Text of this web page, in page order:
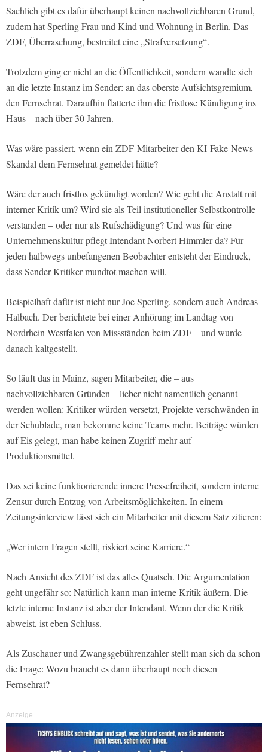
Sachlich gibt es dafür überhaupt keinen nachvollziehbaren Grund,
zudem hat Sperling Frau und Kind und Wohnung in Berlin. Das
ZDF, Überraschung, bestreitet eine „Strafversetzung“.
Trotzdem ging er nicht an die Öffentlichkeit, sondern wandte sich
an die letzte Instanz im Sender: an das oberste Aufsichtsgremium,
den Fernsehrat. Daraufhin flatterte ihm die fristlose Kündigung ins
Haus – nach über 30 Jahren.
Was wäre passiert, wenn ein ZDF-Mitarbeiter den KI-Fake-News-
Skandal dem Fernsehrat gemeldet hätte?
Wäre der auch fristlos gekündigt worden? Wie geht die Anstalt mit
interner Kritik um? Wird sie als Teil institutioneller Selbstkontrolle
verstanden – oder nur als Rufschädigung? Und was für eine
Unternehmenskultur pflegt Intendant Norbert Himmler da? Für
jeden halbwegs unbefangenen Beobachter entsteht der Eindruck,
dass Sender Kritiker mundtot machen will.
Beispielhaft dafür ist nicht nur Joe Sperling, sondern auch Andreas
Halbach. Der berichtete bei einer Anhörung im Landtag von
Nordrhein-Westfalen von Missständen beim ZDF – und wurde
danach kaltgestellt.
So läuft das in Mainz, sagen Mitarbeiter, die – aus
nachvollziehbaren Gründen – lieber nicht namentlich genannt
werden wollen: Kritiker würden versetzt, Projekte verschwänden in
der Schublade, man bekomme keine Teams mehr. Beiträge würden
auf Eis gelegt, man habe keinen Zugriff mehr auf
Produktionsmittel.
Das sei keine funktionierende innere Pressefreiheit, sondern interne
Zensur durch Entzug von Arbeitsmöglichkeiten. In einem
Zeitungsinterview lässt sich ein Mitarbeiter mit diesem Satz zitieren:
„Wer intern Fragen stellt, riskiert seine Karriere.“
Nach Ansicht des ZDF ist das alles Quatsch. Die Argumentation
geht ungefähr so: Natürlich kann man interne Kritik äußern. Die
letzte interne Instanz ist aber der Intendant. Wenn der die Kritik
abweist, ist eben Schluss.
Als Zuschauer und Zwangsgebührenzahler stellt man sich da schon
die Frage: Wozu braucht es dann überhaupt noch diesen
Fernsehrat?
Anzeige